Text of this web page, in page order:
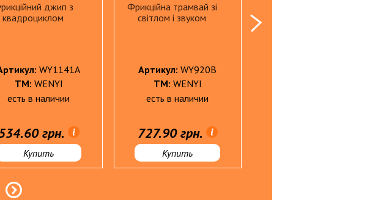
джип з
квадроциклом
WY1141A
ТМ: WENYI
есть в наличии
грн.
Купить
Фрикційна трамвай зі
світлом і звуком
Артикул: WY920B
ТМ: WENYI
есть в наличии
727.90 грн.
Купить